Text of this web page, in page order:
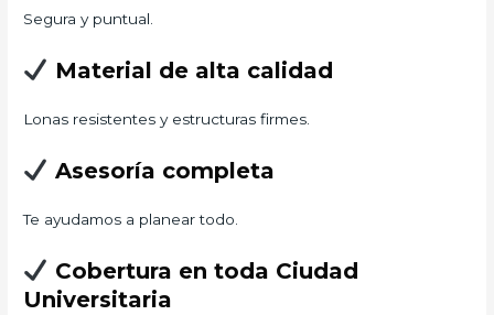
Segura y puntual.
Material de alta calidad
Lonas resistentes y estructuras firmes.
Asesoría completa
Te ayudamos a planear todo.
Cobertura en toda Ciudad
Universitaria